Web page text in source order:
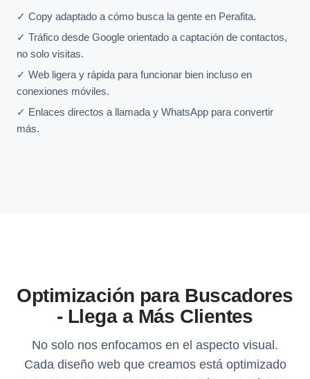
✓ Copy adaptado a cómo busca la gente en Perafita.
✓ Tráfico desde Google orientado a captación de contactos,
no solo visitas.
✓ Web ligera y rápida para funcionar bien incluso en
conexiones móviles.
✓ Enlaces directos a llamada y WhatsApp para convertir
más.
Optimización para Buscadores
- Llega a Más Clientes
No solo nos enfocamos en el aspecto visual.
Cada diseño web que creamos está optimizado